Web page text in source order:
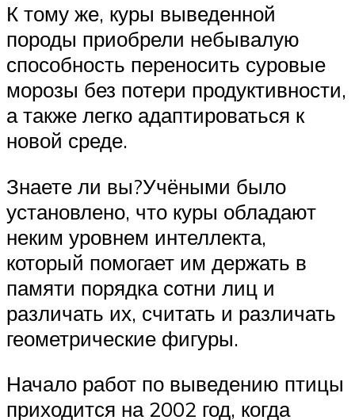
К тому же, куры выведенной
породы приобрели небывалую
способность переносить суровые
морозы без потери продуктивности,
а также легко адаптироваться к
новой среде.
Знаете ли вы?Учёными было
установлено, что куры обладают
неким уровнем интеллекта,
который помогает им держать в
памяти порядка сотни лиц и
различать их, считать и различать
геометрические фигуры.
Начало работ по выведению птицы
приходится на 2002 год, когда